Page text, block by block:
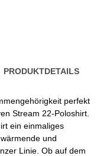
PRODUKTDETAILS
perfekt
Stream 22-Poloshirt.
ein einmaliges
und
Linie. Ob auf dem